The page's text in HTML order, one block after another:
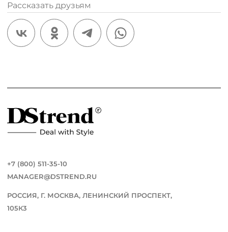
/
Рассказать друзьям
+7 (800) 511-35-10
MANAGER@DSTREND.RU
РОССИЯ, Г. МОСКВА, ЛЕНИНСКИЙ ПРОСПЕКТ,
105К3